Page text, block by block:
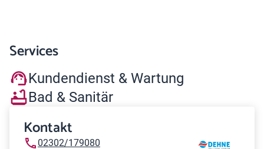
Services
Kundendienst & Wartung
Bad & Sanitär
Kontakt
02302/179080